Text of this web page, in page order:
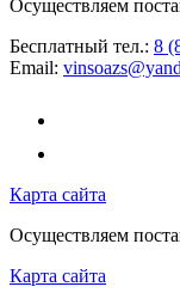
Осуществляем
Бесплатный тел.: 8
Email:
Карта сайта
Осуществляем
Карта сайта